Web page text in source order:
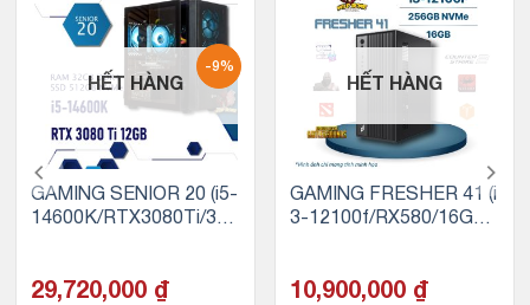
-9%
HẾT HÀNG
GAMING SENIOR 20 (i5-
14600K/RTX3080Ti/32
29,720,000 ₫
HẾT HÀNG
GAMING FRESHER 41 (i
3-12100f/RX580/16GB
10,900,000 ₫